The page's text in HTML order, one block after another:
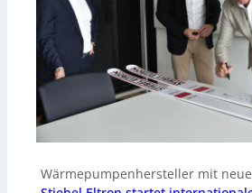
Wärmepumpenhersteller mit